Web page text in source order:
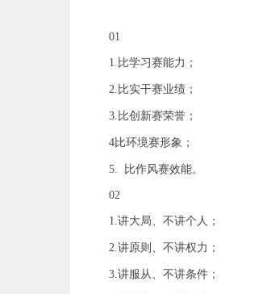
01
1.比学习赛能力；
2.比实干赛业绩；
3.比创新赛荣誉；
4比环境赛形象；
5. 比作风赛效能。
02
1.讲大局、不讲个人；
2.讲原则、不讲权力；
3.讲服从、不讲条件；